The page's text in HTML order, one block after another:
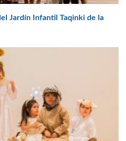
Jardín Infantil Taqinki de la